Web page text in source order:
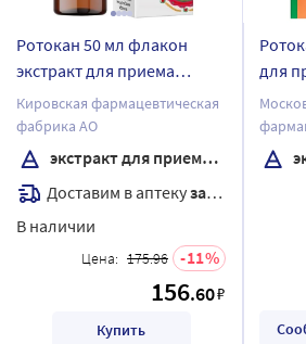
Ротокан 50 мл флакон
экстракт для приема
внутрь и местного
применения (жидкий)
Кировская фармацевтическая
фабрика АО
экстракт для приема внутрь и местного применения
Доставим в аптекузавтра
В наличии
Цена: 175.96 11
156.60₽
Купить
для
ЗАО